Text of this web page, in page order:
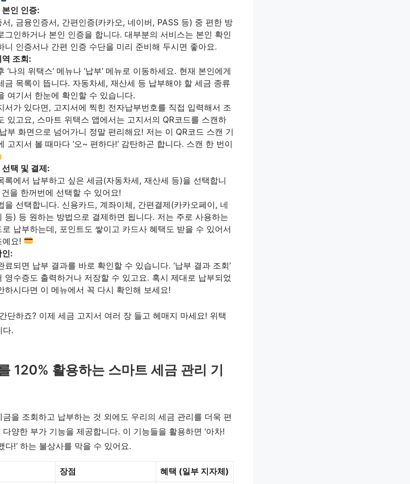
인 인증:
서, 금융인증서, 간편인증(카카오, 네이버, PASS 등) 중 편한 방
그인하거나 본인 인증을 합니다. 대부분의 서비스는 본인 확인
니 인증서나 간편 인증 수단을 미리 준비해 두시면 좋아요.
조회:
‘나의 위택스’ 메뉴나 ‘납부’ 메뉴로 이동하세요. 현재 본인에게
금 목록이 뜹니다. 자동차세, 재산세 등 납부해야 할 세금 종류
여기서 한눈에 확인할 수 있습니다.
서가 있다면, 고지서에 찍힌 전자납부번호를 직접 입력해서 조
있고요, 스마트 위택스 앱에서는 고지서의 QR코드를 스캔하
부 화면으로 넘어가니 정말 편리해요! 저는 이 QR코드 스캔 기
고지서 볼 때마다 ‘오~ 편하다!’ 감탄하곤 합니다. 스캔 한 번이
택 및 결제:
록에서 납부하고 싶은 세금(자동차세, 재산세 등)을 선택합니
을 한꺼번에 선택할 수 있어요!
을 선택합니다. 신용카드, 계좌이체, 간편결제(카카오페이, 네
등) 등 원하는 방법으로 결제하면 됩니다. 저는 주로 사용하는
로 납부하는데, 포인트도 쌓이고 카드사 혜택도 받을 수 있어서
예요!
인:
료되면 납부 결과를 바로 확인할 수 있습니다. ‘납부 결과 조회’
영수증도 출력하거나 저장할 수 있고요. 혹시 제대로 납부되었
하시다면 이 메뉴에서 꼭 다시 확인해 보세요!
단하죠? 이제 세금 고지서 여러 장 들고 헤매지 마세요! 위택
다.
120% 활용하는 스마트 세금 관리 기
을 조회하고 납부하는 것 외에도 우리의 세금 관리를 더욱 편
양한 부가 기능을 제공합니다. 이 기능들을 활용하면 ‘아차!
다!’ 하는 불상사를 막을 수 있어요.
장점 혜택 (일부 지자체)